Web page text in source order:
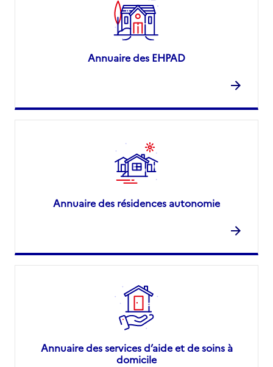
Annuaire des EHPAD
Annuaire des résidences autonomie
Annuaire des services d’aide et de soins à
domicile